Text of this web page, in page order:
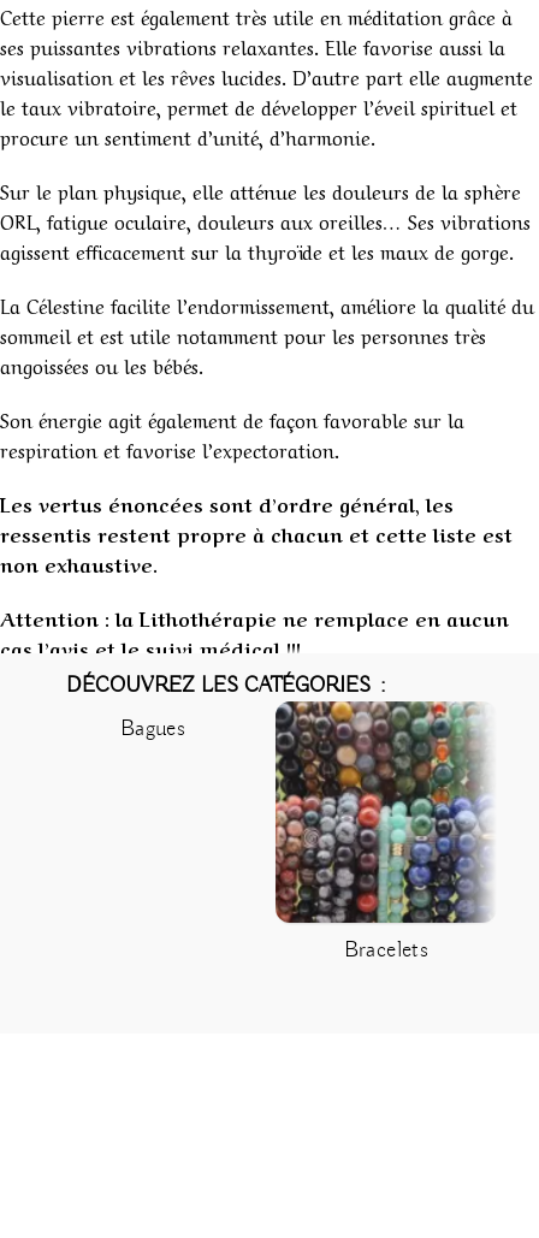
Cette pierre est également très utile en méditation grâce à
ses puissantes vibrations relaxantes. Elle favorise aussi la
visualisation et les rêves lucides. D’autre part elle augmente
le taux vibratoire, permet de développer l’éveil spirituel et
procure un sentiment d’unité, d’harmonie.
Sur le plan physique, elle atténue les douleurs de la sphère
ORL, fatigue oculaire, douleurs aux oreilles… Ses vibrations
agissent efficacement sur la thyroïde et les maux de gorge.
La Célestine facilite l’endormissement, améliore la qualité du
sommeil et est utile notamment pour les personnes très
angoissées ou les bébés.
Son énergie agit également de façon favorable sur la
respiration et favorise l’expectoration.
Les vertus énoncées sont d’ordre général, les
ressentis restent propre à chacun et cette liste est
non exhaustive.
Attention : la Lithothérapie ne remplace en aucun
cas l’avis et le suivi médical !!!
DÉCOUVREZ LES CATÉGORIES :
Bagues
Bracelets